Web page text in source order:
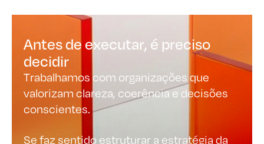
Antes de executar, é preciso
Trabalhamos com organizações que
valorizam clareza, coerência e decisões
conscientes.
Se faz sentido estruturar a estratégia da
sua marca, estamos disponíveis para
conversar.